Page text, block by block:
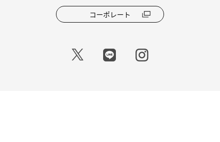
コーポレート